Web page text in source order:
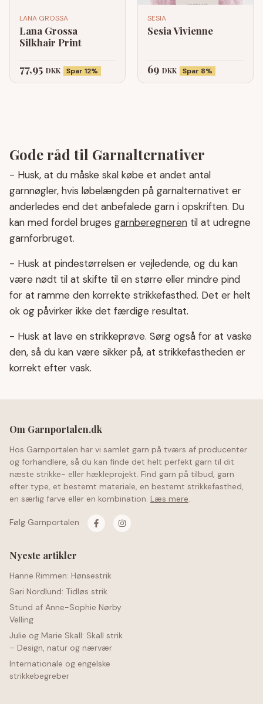
LANA GROSSA
Lana Grossa
Silkhair Print
77,95 DKK Spar 12%
SESIA
Sesia Vivienne
69 DKK Spar 8%
Gode råd til Garnalternativer
- Husk, at du måske skal købe et andet antal
garnnøgler, hvis løbelængden på garnalternativet er
anderledes end det anbefalede garn i opskriften. Du
kan med fordel bruges garnberegneren til at udregne
garnforbruget.
- Husk at pindestørrelsen er vejledende, og du kan
være nødt til at skifte til en større eller mindre pind
for at ramme den korrekte strikkefasthed. Det er helt
ok og påvirker ikke det færdige resultat.
- Husk at lave en strikkeprøve. Sørg også for at vaske
den, så du kan være sikker på, at strikkefastheden er
korrekt efter vask.
Om Garnportalen.dk
Hos Garnportalen har vi samlet garn på tværs af producenter
og forhandlere, så du kan finde det helt perfekt garn til dit
næste strikke- eller hækleprojekt. Find garn på tilbud, garn
efter type, et bestemt materiale, en bestemt strikkefasthed,
en særlig farve eller en kombination. Læs mere.
Følg Garnportalen
Nyeste artikler
Hanne Rimmen: Hønsestrik
Sari Nordlund: Tidløs strik
Stund af Anne-Sophie Nørby
Velling
Julie og Marie Skall: Skall strik
– Design, natur og nærvær
Internationale og engelske
strikkebegreber